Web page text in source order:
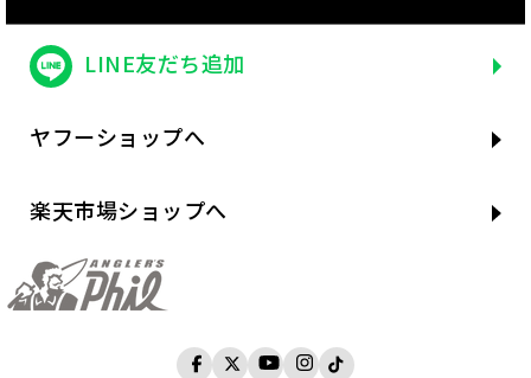
LINE友だち追加
ヤフーショップへ
楽天市場ショップへ